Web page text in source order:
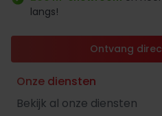
langs!
Ontvang
Onze diensten
Bekijk al onze diensten